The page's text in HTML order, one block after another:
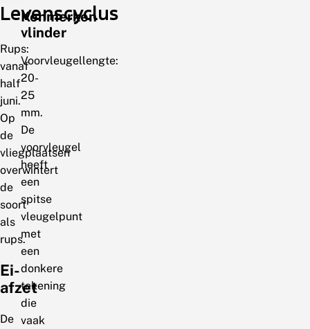
Levenscyclus
Rups:
vanaf
half
juni.
Op
de
vliegplaatsen
overwintert
de
soort
als
rups.
Ei-
afzet
De
Kenmerken
vlinder
Voorvleugellengte:
20-
25
mm.
De
voorvleugel
heeft
een
spitse
vleugelpunt
met
een
donkere
tekening
die
vaak